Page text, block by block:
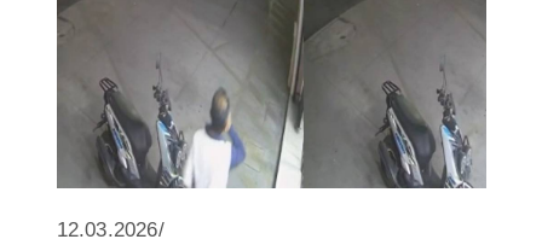
12.03.2026/